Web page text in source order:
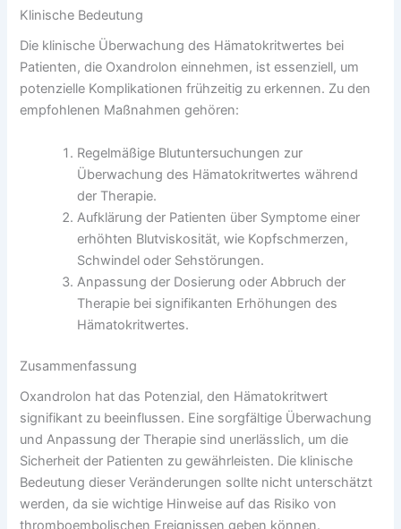
Klinische Bedeutung
Die klinische Überwachung des Hämatokritwertes bei
Patienten, die Oxandrolon einnehmen, ist essenziell, um
potenzielle Komplikationen frühzeitig zu erkennen. Zu den
empfohlenen Maßnahmen gehören:
Regelmäßige Blutuntersuchungen zur
Überwachung des Hämatokritwertes während
der Therapie.
Aufklärung der Patienten über Symptome einer
erhöhten Blutviskosität, wie Kopfschmerzen,
Schwindel oder Sehstörungen.
Anpassung der Dosierung oder Abbruch der
Therapie bei signifikanten Erhöhungen des
Hämatokritwertes.
Zusammenfassung
Oxandrolon hat das Potenzial, den Hämatokritwert
signifikant zu beeinflussen. Eine sorgfältige Überwachung
und Anpassung der Therapie sind unerlässlich, um die
Sicherheit der Patienten zu gewährleisten. Die klinische
Bedeutung dieser Veränderungen sollte nicht unterschätzt
werden, da sie wichtige Hinweise auf das Risiko von
thromboembolischen Ereignissen geben können.